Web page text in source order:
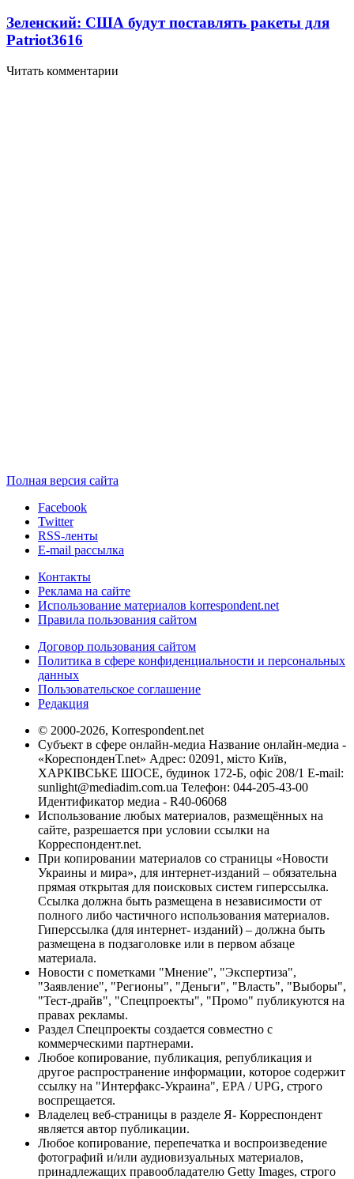
Зеленский: США будут поставлять ракеты для
Patriot3616
Читать комментарии
Полная версия сайта
Facebook
Twitter
RSS-ленты
E-mail рассылка
Контакты
Реклама на сайте
Использование материалов korrespondent.net
Правила пользования сайтом
Договор пользования сайтом
Политика в сфере конфиденциальности и персональных
данных
Пользовательское соглашение
Редакция
© 2000-2026, Korrespondent.net
Субъект в сфере онлайн-медиа Название онлайн-медиа -
«КореспонденТ.net» Адрес: 02091, місто Київ,
ХАРКІВСЬКЕ ШОСЕ, будинок 172-Б, офіс 208/1 E-mail:
sunlight@mediadim.com.ua Телефон: 044-205-43-00
Идентификатор медиа - R40-06068
Использование любых материалов, размещённых на
сайте, разрешается при условии ссылки на
Корреспондент.net.
При копировании материалов со страницы «Новости
Украины и мира», для интернет-изданий – обязательна
прямая открытая для поисковых систем гиперссылка.
Ссылка должна быть размещена в независимости от
полного либо частичного использования материалов.
Гиперссылка (для интернет- изданий) – должна быть
размещена в подзаголовке или в первом абзаце
материала.
Новости с пометками "Мнение", "Экспертиза",
"Заявление", "Регионы", "Деньги", "Власть", "Выборы",
"Тест-драйв", "Спецпроекты", "Промо" публикуются на
правах рекламы.
Раздел Спецпроекты создается совместно с
коммерческими партнерами.
Любое копирование, публикация, републикация и
другое распространение информации, которое содержит
ссылку на "Интерфакс-Украина", EPA / UPG, строго
воспрещается.
Владелец веб-страницы в разделе Я- Корреспондент
является автор публикации.
Любое копирование, перепечатка и воспроизведение
фотографий и/или аудиовизуальных материалов,
принадлежащих правообладателю Getty Images, строго